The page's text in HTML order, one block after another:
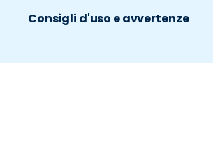
Consigli d'uso e avvertenze